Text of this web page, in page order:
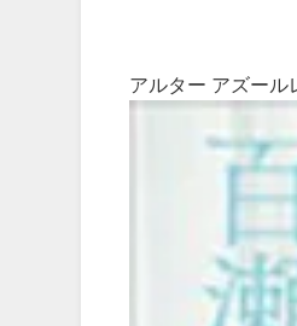
アルター アズール